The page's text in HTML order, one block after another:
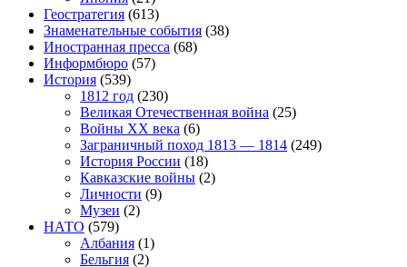
Геостратегия (613)
Знаменательные события (38)
Иностранная пресса (68)
Информбюро (57)
История (539)
1812 год (230)
Великая Отечественная война (25)
Войны XX века (6)
Заграничный поход 1813 — 1814 (249)
История России (18)
Кавказские войны (2)
Личности (9)
Музеи (2)
НАТО (579)
Албания (1)
Бельгия (2)